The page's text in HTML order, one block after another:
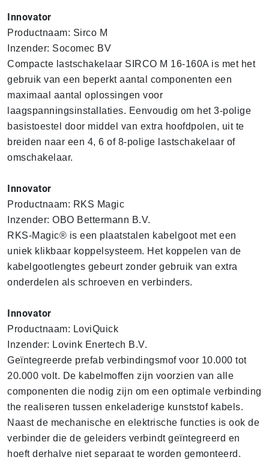
Innovator
Productnaam: Sirco M
Inzender: Socomec BV
Compacte lastschakelaar SIRCO M 16-160A is met het
gebruik van een beperkt aantal componenten een
maximaal aantal oplossingen voor
laagspanningsinstallaties. Eenvoudig om het 3-polige
basistoestel door middel van extra hoofdpolen, uit te
breiden naar een 4, 6 of 8-polige lastschakelaar of
omschakelaar.
Innovator
Productnaam: RKS Magic
Inzender: OBO Bettermann B.V.
RKS-Magic® is een plaatstalen kabelgoot met een
uniek klikbaar koppelsysteem. Het koppelen van de
kabelgootlengtes gebeurt zonder gebruik van extra
onderdelen als schroeven en verbinders.
Innovator
Productnaam: LoviQuick
Inzender: Lovink Enertech B.V.
Geïntegreerde prefab verbindingsmof voor 10.000 tot
20.000 volt. De kabelmoffen zijn voorzien van alle
componenten die nodig zijn om een optimale verbinding
the realiseren tussen enkeladerige kunststof kabels.
Naast de mechanische en elektrische functies is ook de
verbinder die de geleiders verbindt geïntegreerd en
hoeft derhalve niet separaat te worden gemonteerd.